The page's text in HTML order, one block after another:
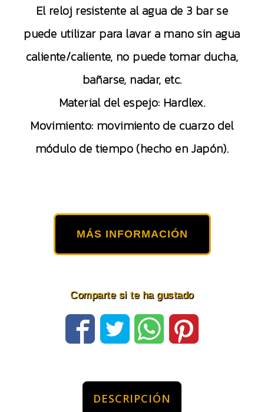
El reloj resistente al agua de 3 bar se
puede utilizar para lavar a mano sin agua
caliente/caliente, no puede tomar ducha,
bañarse, nadar, etc.
Material del espejo: Hardlex.
Movimiento: movimiento de cuarzo del
módulo de tiempo (hecho en Japón).
MÁS INFORMACIÓN
Comparte si te ha gustado
DESCRIPCIÓN